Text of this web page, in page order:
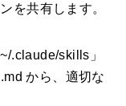
を共有します。
.claude/skills」
から、適切な